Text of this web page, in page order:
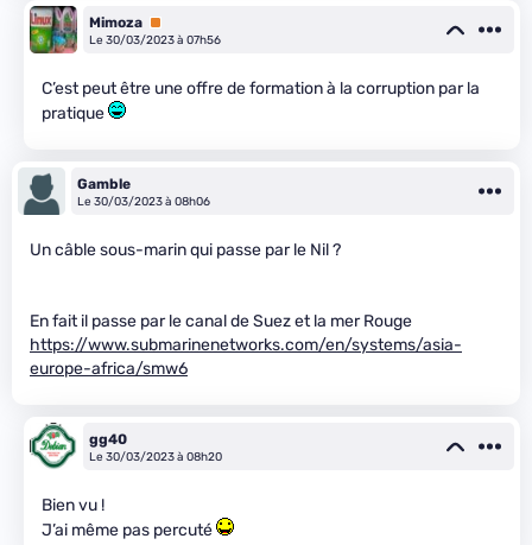
Mimoza Premium
Le 30/03/2023 à 07h56
C’est peut être une offre de formation à la corruption par la
pratique
Gamble
Le 30/03/2023 à 08h06
Un câble sous-marin qui passe par le Nil ?
En fait il passe par le canal de Suez et la mer Rouge
https://www.submarinenetworks.com/en/systems/asia-
europe-africa/smw6
gg40
Le 30/03/2023 à 08h20
Bien vu !
J’ai même pas percuté